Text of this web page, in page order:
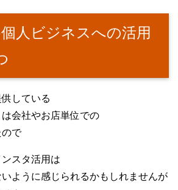
人ビジネスへの活用
している
会社やお店単位での
で
スタ活用は
ように感じられるかもしれませんが